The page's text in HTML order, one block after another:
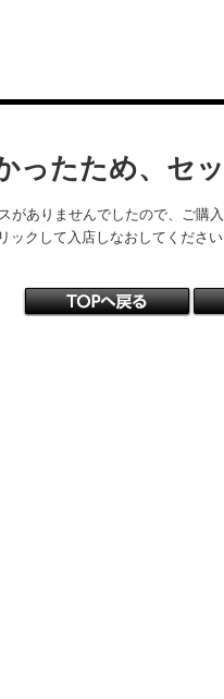
ったため、セ
がありませんでしたので、ご購
クして入店しなおしてください